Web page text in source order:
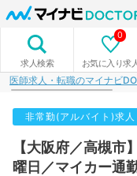
求人検索 お気に入り求
0
医師求人・転職のマイナビ
非常勤(アルバイト)求人
【大阪府／高槻市
曜日／マイカー通